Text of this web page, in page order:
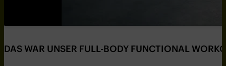
DAS WAR UNSER FULL-BODY FUNCTIONAL